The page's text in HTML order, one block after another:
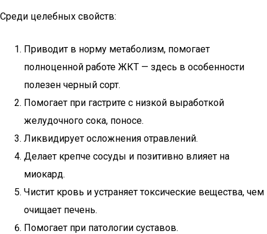
Среди целебных свойств:
Приводит в норму метаболизм, помогает
полноценной работе ЖКТ — здесь в особенности
полезен черный сорт.
Помогает при гастрите с низкой выработкой
желудочного сока, поносе.
Ликвидирует осложнения отравлений.
Делает крепче сосуды и позитивно влияет на
миокард.
Чистит кровь и устраняет токсические вещества, чем
очищает печень.
Помогает при патологии суставов.